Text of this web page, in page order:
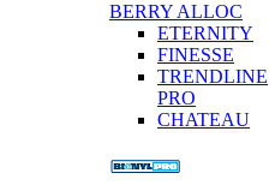
BERRY ALLOC
ETERNITY
FINESSE
TRENDLINE
PRO
CHATEAU